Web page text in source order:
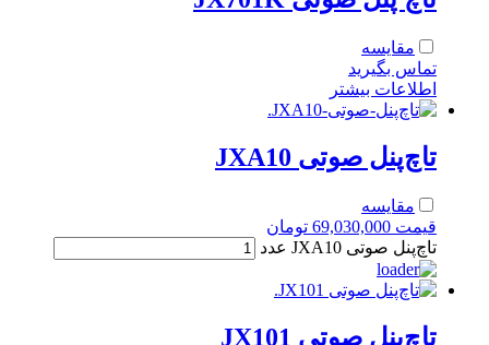
مقایسه
تماس بگیرید
اطلاعات بیشتر
تاچ‌پنل صوتی JXA10
مقایسه
قیمت 69,030,000 تومان
تاچ‌پنل صوتی JXA10 عدد
تاچ‌پنل صوتی JX101